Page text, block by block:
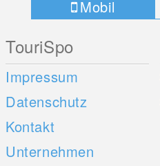
Mobil
TouriSpo
Impressum
Datenschutz
Kontakt
Unternehmen